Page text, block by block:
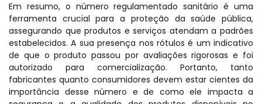
Em resumo, o número regulamentado sanitário é uma
ferramenta crucial para a proteção da saúde pública,
assegurando que produtos e serviços atendam a padrões
estabelecidos. A sua presença nos rótulos é um indicativo
de que o produto passou por avaliações rigorosas e foi
autorizado para comercialização. Portanto, tanto
fabricantes quanto consumidores devem estar cientes da
importância desse número e de como ele impacta a